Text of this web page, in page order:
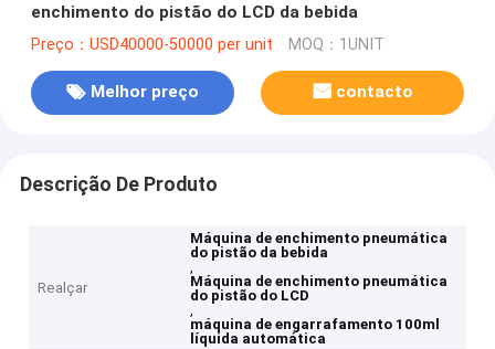
enchimento do pistão do LCD da bebida
Preço：USD40000-50000 per unit MOQ：1UNIT
Melhor preço contacto
Descrição De Produto
Realçar
Máquina de enchimento pneumática
do pistão da bebida
,
Máquina de enchimento pneumática
do pistão do LCD
,
máquina de engarrafamento 100ml
líquida automática